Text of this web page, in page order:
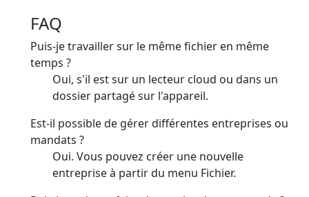
FAQ
Puis-je travailler sur le même fichier en même
temps ?
Oui, s'il est sur un lecteur cloud ou dans un
dossier partagé sur l'appareil.
Est-il possible de gérer différentes entreprises ou
mandats ?
Oui. Vous pouvez créer une nouvelle
entreprise à partir du menu Fichier.